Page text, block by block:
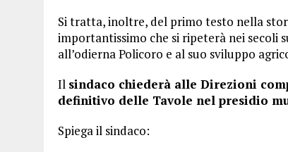
Si tratta, inoltre, del primo testo nella
importantissimo che si ripeterà nei secoli
all’odierna Policoro e al suo sviluppo
Il sindaco chiederà alle Direzioni
definitivo delle Tavole nel presidio
Spiega il sindaco: